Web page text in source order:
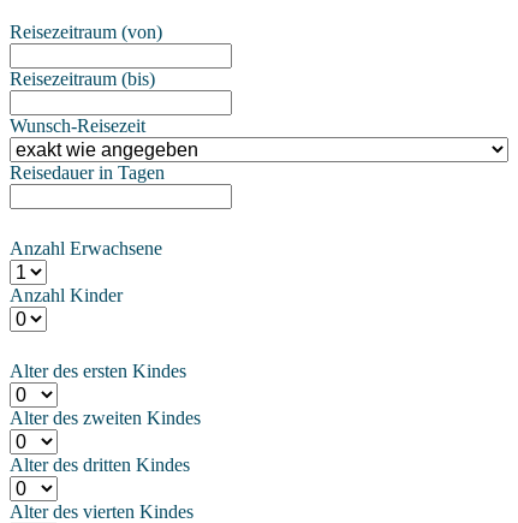
Reisezeitraum (von)
Reisezeitraum (bis)
Wunsch-Reisezeit
Reisedauer in Tagen
Anzahl Erwachsene
Anzahl Kinder
Alter des ersten Kindes
Alter des zweiten Kindes
Alter des dritten Kindes
Alter des vierten Kindes